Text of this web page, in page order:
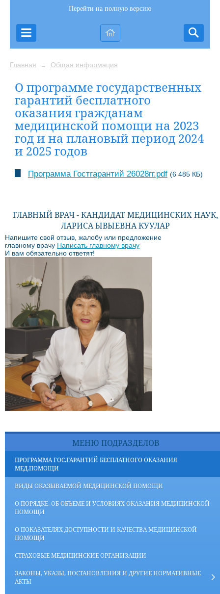
Перейти на полную версию
Главная → Общая информация
О программе государственных
гарантий бесплатного
оказания гражданам
медицинской помощи на 2023
год и на плановый период 2024
и 2025 годов
Программа Гостгарантий 26028гг.pdf (6 485 КБ)
ГЛАВНЫЙ ВРАЧ - КАНДИДАТ МЕДИЦИНСКИХ НАУК,
ЛАРИСА ЫВЫЕВНА КУУЛАР
Напишите свой отзыв, жалобу или предложение
главному врачу Написать главному врачу
И вам обязательно ответят!
МЕНЮ ПОДРАЗДЕЛОВ
ПРОГРАММА ГОС.ГАРАНТИЙ БЕСПЛАТНОГО ОКАЗАНИЯ
МЕД.ПОМОЩИ
ВИДЫ ОКАЗЫВАЕМОЙ МЕДИЦИНСКОЙ ПОМОЩИ
О ПОРЯДКЕ, ОБ ОБЪЕМЕ И УСЛОВИЯХ ОКАЗАНИЯ МЕДИЦИНСКОЙ
ПОМОЩИ
О ПОКАЗАТЕЛЯХ ДОСТУПНОСТИ И КАЧЕСТВА МЕДИЦИНСКОЙ
ПОМОЩИ
СТРАХОВЫЕ МЕДИЦИНСКИЕ ОРГАНИЗАЦИИ
ЗАКОНЫ, УКАЗЫ, ПОСТАНОВЛЕНИЯ И ДРУГИЕ НОРМАТИВНЫЕ
АКТЫ